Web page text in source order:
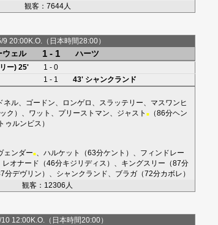
観客：7644人
9 20:00K.O.（日本時間28:00）
ウェル 1 - 1 ハーツ
ー) 25'
1 - 0
1 - 1
43' シャンクランド
ネル ゴードン ロンゲロ スラッテリー
マスワンヒ
ク ）、 ワット プリーストマン ジャスト ■ （86分ヘン
ゥルンビス ）
ェンダー■ ハルケット （63分ケント ）、 フィンドレー
レオナード （46分キジリディス ）、 キングスリー （87分
分デヴリン ）、 シャンクランド ブラガ （72分カボレ ）
観客：12306人
12:00K.O.（日本時間20:00）